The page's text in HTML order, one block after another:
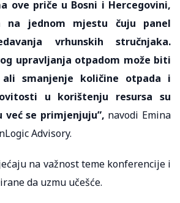
ove priče u Bosni i Hercegovini,
jednom mjestu čuju panel
vrhunskih stručnjaka.
upravljanja otpadom može biti
smanjenje količine otpada i
u korištenju resursa su
se primjenjuju”, navodi Emina
Advisory.
na važnost teme konferencije i
da uzmu učešće.